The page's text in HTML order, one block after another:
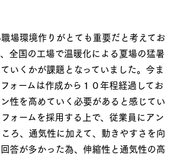
場環境作りがとても重要だと考えてお
全国の工場で温暖化による夏場の猛暑
いくかが課題となっていました。今ま
ォームは作成から１０年程経過してお
性を高めていく必要があると感じてい
ォームを採用する上で、従業員にアン
ろ、通気性に加えて、動きやすさを向
答が多かった為、伸縮性と通気性の高